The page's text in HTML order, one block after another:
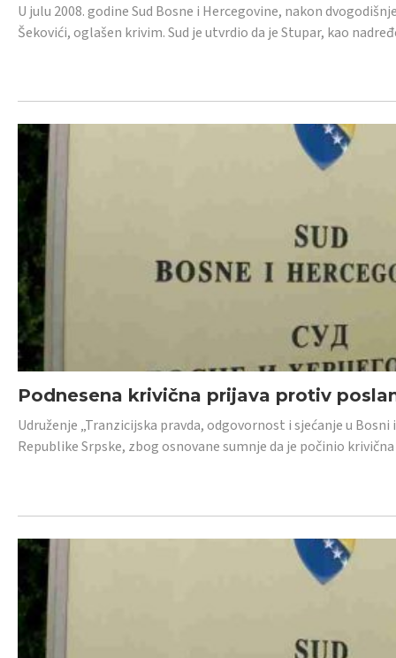
U julu 2008. godine Sud Bosne i Hercegovine, nakon
Šekovići, oglašen krivim. Sud je utvrdio da je Stupar, kao
Podnesena krivična prijava protiv
Udruženje „Tranzicijska pravda, odgovornost i sjećanje u
Republike Srpske, zbog osnovane sumnje da je počinio